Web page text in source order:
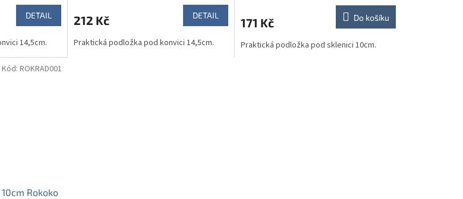
DETAIL
14,5cm.
212 Kč DETAIL
Praktická podložka pod konvici 14,5cm.
171 Kč Do košíku
Praktická podložka pod sklenici 10cm.
Rokoko
Kód: ROKRAD001